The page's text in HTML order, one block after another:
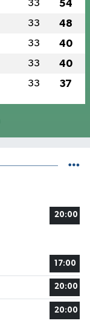
33 54
33 48
33 40
33 40
33 37
20:00
17:00
20:00
20:00